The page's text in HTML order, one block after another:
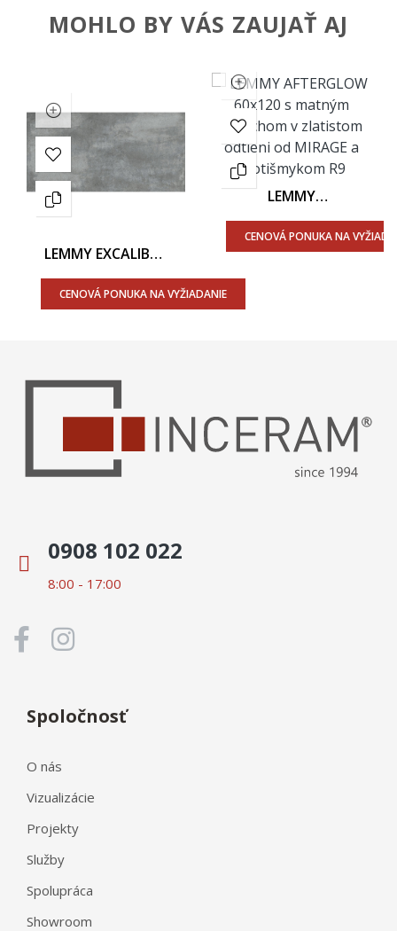
MOHLO BY VÁS ZAUJAŤ AJ
LEMMY EXCALIBUR
Matný Povrch
CENOVÁ PONUKA NA VYŽIADANIE
LEMMY
60x120 - Matný
Povrch
CENOVÁ PONUKA NA
0908 102 022
8:00 - 17:00
Spoločnosť
O nás
Vizualizácie
Projekty
Služby
Spolupráca
Showroom